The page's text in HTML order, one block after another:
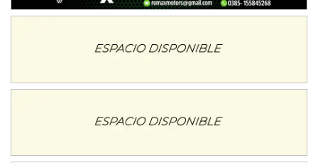
08/09-AGO
KDO - F6
Trenque Lauquen (Buenos Aires)
Parque de la Velocidad (Asfalto)